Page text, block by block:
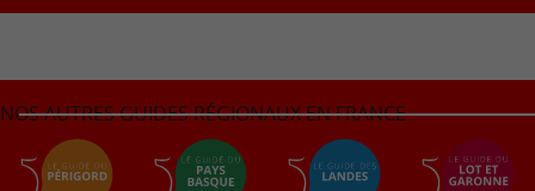
NOS AUTRES GUIDES RÉGIONAUX EN FRANCE